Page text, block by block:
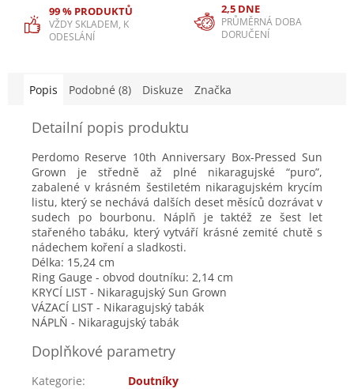
99 % PRODUKTŮ
VŽDY SKLADEM, K
ODESLÁNÍ
2,5 DNE
PRŮMĚRNÁ DOBA
DORUČENÍ
Popis Podobné (8) Diskuze Značka
Detailní popis produktu
Perdomo Reserve 10th Anniversary Box-Pressed Sun
Grown je středně až plné nikaragujské “puro”,
zabalené v krásném šestiletém nikaragujském krycím
listu, který se nechává dalších deset měsíců dozrávat v
sudech po bourbonu. Náplň je taktéž ze šest let
stařeného tabáku, který vytváří krásné zemité chutě s
nádechem koření a sladkosti.
Délka: 15,24 cm
Ring Gauge - obvod doutníku: 2,14 cm
KRYCÍ LIST - Nikaragujský Sun Grown
VÁZACÍ LIST - Nikaragujský tabák
NÁPLŇ - Nikaragujský tabák
Doplňkové parametry
Kategorie:
Doutníky